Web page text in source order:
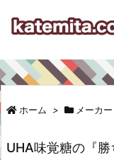
ホーム > メーカー
UHA味覚糖の『勝